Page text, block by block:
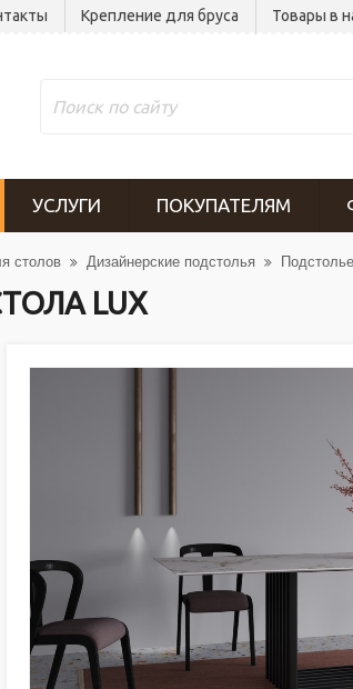
Крепление для бруса Товары в
УСЛУГИ ПОКУПАТЕЛЯМ
столов Дизайнерские подстолья
LUX